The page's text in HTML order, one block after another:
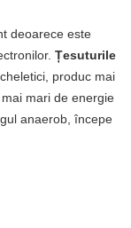
deoarece este
Țesuturile
produc mai
mari de energie
anaerob, începe